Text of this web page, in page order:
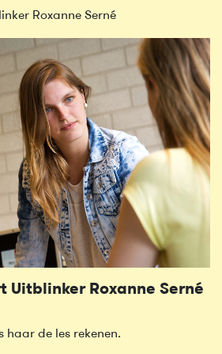
Roxanne Serné
Uitblinker Roxanne Serné
haar de les rekenen.